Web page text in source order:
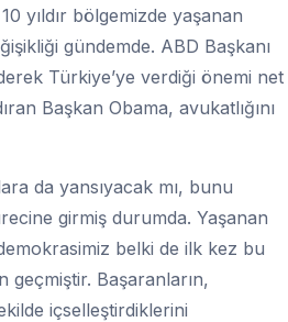
yıldır bölgemizde yaşanan
gündemde. ABD Başkanı
Türkiye’ye verdiği önemi net
Başkan Obama, avukatlığını
da yansıyacak mı, bunu
girmiş durumda. Yaşanan
belki de ilk kez bu
Başaranların,
içselleştirdiklerini